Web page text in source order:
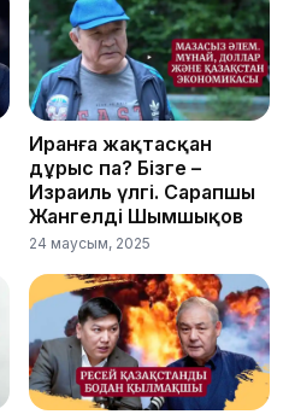
Иранға жақтасқан
дұрыс па? Бізге –
Израиль үлгі. Сарапшы
Жангелді Шымшықов
24 маусым, 2025